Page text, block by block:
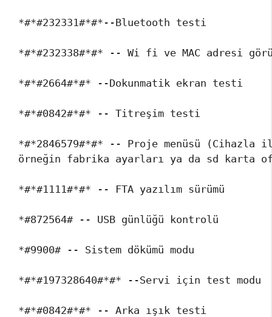
*#*#232331#*#*--Bluetooth testi
*#*#232338#*#* -- Wi fi ve MAC adresi
*#*#2664#*#* --Dokunmatik ekran testi
*#*#0842#*#* -- Titreşim testi
*#*2846579#*#* -- Proje menüsü
örneğin fabrika ayarları ya da sd karta
*#*#1111#*#* -- FTA yazılım sürümü
*#872564# -- USB günlüğü kontrolü
*#9900# -- Sistem dökümü modu
*#*#197328640#*#* --Servi için test modu
*#*#0842#*#* -- Arka ışık testi